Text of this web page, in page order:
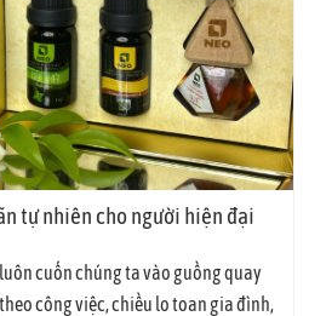
tự nhiên cho người hiện đại
cuốn chúng ta vào guồng quay
công việc, chiều lo toan gia đình,